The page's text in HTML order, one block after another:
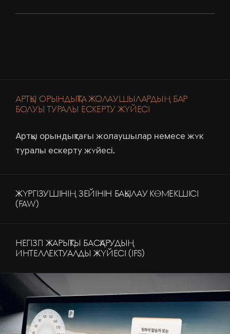
АРТҚЫ ОРЫНДЫҚТА ЖОЛАУШЫЛАРДЫҢ БАР
БОЛУЫ ТУРАЛЫ ЕСКЕРТУ ЖҮЙЕСІ
Артқы орындықтағы жолаушылар немесе жүк
туралы ескерту жүйесі.
ЖҮРГІЗУШІНІҢ ЗЕЙІНІН БАҚЫЛАУ КӨМЕКШІСІ
(FAW)
НЕГІЗГІ ЖАРЫҚТЫ БАСҚАРУДЫҢ
ИНТЕЛЛЕКТУАЛДЫ ЖҮЙЕСІ (IFS)